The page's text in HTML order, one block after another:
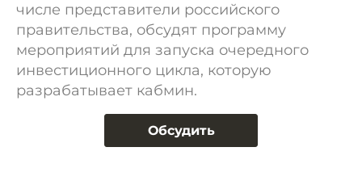
числе представители российского
правительства, обсудят программу
мероприятий для запуска очередного
инвестиционного цикла, которую
разрабатывает кабмин.
Обсудить